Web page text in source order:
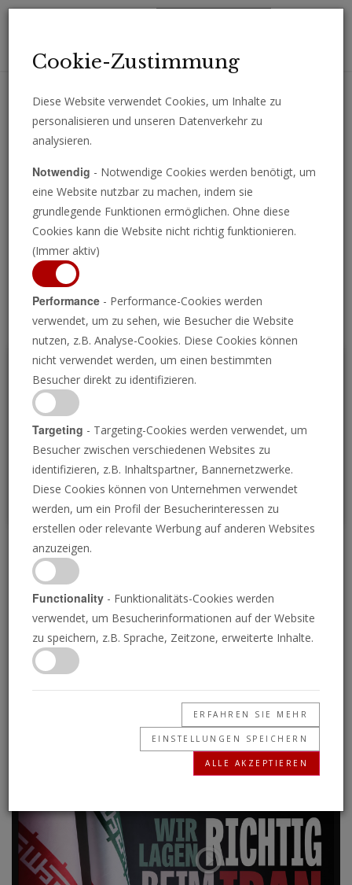
Erhalten Sie wichtige Analysen, Kommentare und Nachrichten
Programm ansehen
P
Geheimnis der Zeitalter
12.09.2025 • 25 Minuten
Die Bibel wird das Buch genannt, das niemand
kennt, aber Sie können die sieben
grundlegenden Geheimnisse des wichtigsten
Cookie-Zustimmung
Diese Website verwendet Cookies, um Inhalte zu
personalisieren und unseren Datenverkehr zu
analysieren.
Notwendig - Notwendige Cookies werden benötigt, um
eine Website nutzbar zu machen, indem sie
grundlegende Funktionen ermöglichen. Ohne diese
Cookies kann die Website nicht richtig funktionieren.
(Immer aktiv)
Performance - Performance-Cookies werden
verwendet, um zu sehen, wie Besucher die Website
nutzen, z.B. Analyse-Cookies. Diese Cookies können
nicht verwendet werden, um einen bestimmten
Besucher direkt zu identifizieren.
Targeting - Targeting-Cookies werden verwendet, um
Besucher zwischen verschiedenen Websites zu
identifizieren, z.B. Inhaltspartner, Bannernetzwerke.
Diese Cookies können von Unternehmen verwendet
werden, um ein Profil der Besucherinteressen zu
erstellen oder relevante Werbung auf anderen Websites
anzuzeigen.
Functionality - Funktionalitäts-Cookies werden
verwendet, um Besucherinformationen auf der Website
zu speichern, z.B. Sprache, Zeitzone, erweiterte Inhalte.
ERFAHREN SIE MEHR
EINSTELLUNGEN SPEICHERN
ALLE AKZEPTIEREN